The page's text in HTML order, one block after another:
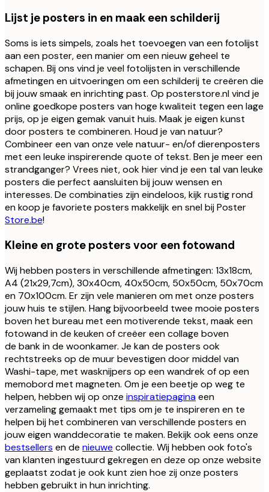
Lijst je posters in en maak een schilderij
Soms is iets simpels, zoals het toevoegen van een fotolijst
aan een poster, een manier om een nieuw geheel te
schapen. Bij ons vind je veel fotolijsten in verschillende
afmetingen en uitvoeringen om een schilderij te creëren die
bij jouw smaak en inrichting past. Op posterstore.nl vind je
online goedkope posters van hoge kwaliteit tegen een lage
prijs, op je eigen gemak vanuit huis. Maak je eigen kunst
door posters te combineren. Houd je van natuur?
Combineer een van onze vele natuur- en/of dierenposters
met een leuke inspirerende quote of tekst. Ben je meer een
strandganger? Vrees niet, ook hier vind je een tal van leuke
posters die perfect aansluiten bij jouw wensen en
interesses. De combinaties zijn eindeloos, kijk rustig rond
en koop je favoriete posters makkelijk en snel bij Poster
Store.be!
Kleine en grote posters voor een fotowand
Wij hebben posters in verschillende afmetingen: 13x18cm,
A4 (21x29,7cm), 30x40cm, 40x50cm, 50x50cm, 50x70cm
en 70x100cm. Er zijn vele manieren om met onze posters
jouw huis te stijlen. Hang bijvoorbeeld twee mooie posters
boven het bureau met een motiverende tekst, maak een
fotowand in de keuken of creëer een collage boven
de bank in de woonkamer. Je kan de posters ook
rechtstreeks op de muur bevestigen door middel van
Washi-tape, met wasknijpers op een wandrek of op een
memobord met magneten. Om je een beetje op weg te
helpen, hebben wij op onze inspiratiepaginaeen
verzameling gemaakt met tips om je te inspireren en te
helpen bij het combineren van verschillende posters en
jouw eigen wanddecoratie te maken. Bekijk ook eens onze
bestsellers en de nieuwe collectie. Wij hebben ook foto's
van klanten ingestuurd gekregen en deze op onze website
geplaatst zodat je ook kunt zien hoe zij onze posters
hebben gebruikt in hun inrichting.